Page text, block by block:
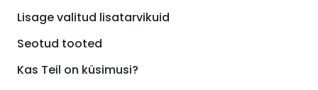
Lisage valitud lisatarvikuid
Seotud tooted
Kas Teil on küsimusi?